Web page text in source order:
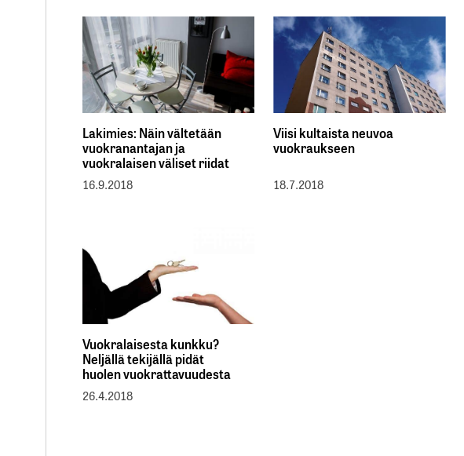
Lakimies: Näin vältetään
vuokranantajan ja
vuokralaisen väliset riidat
16.9.2018
Viisi kultaista neuvoa
vuokraukseen
18.7.2018
Vuokralaisesta kunkku?
Neljällä tekijällä pidät
huolen vuokrattavuudesta
26.4.2018